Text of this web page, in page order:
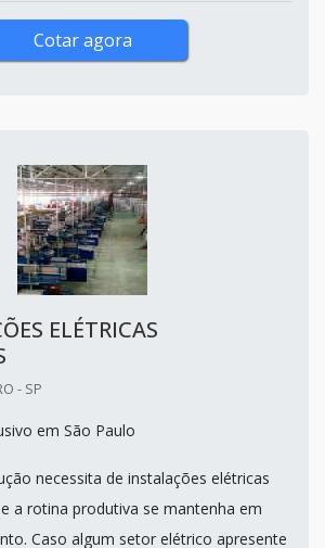
Cotar agora
ELÉTRICAS
- SP
em São Paulo
necessita de instalações elétricas
a rotina produtiva se mantenha em
Caso algum setor elétrico apresente